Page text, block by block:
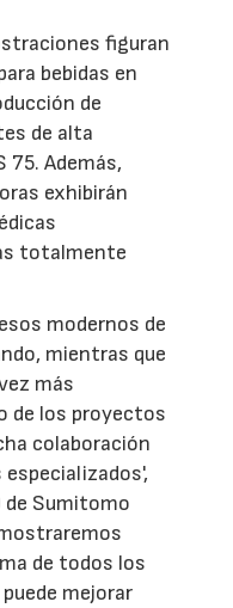
figuran
bebidas en
de
de alta
75. Además,
exhibirán
totalmente
modernos de
mientras que
más
de los proyectos
colaboración
de Sumitomo
de todos los
mejorar